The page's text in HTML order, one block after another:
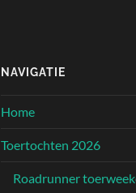
NAVIGATIE
Home
Toertochten 2026
Roadrunner